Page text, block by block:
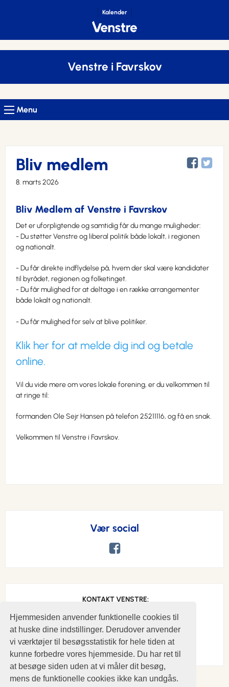
Hjemmesiden anvender funktionelle cookies til
at huske dine indstillinger. Derudover anvender
vi værktøjer til besøgsstatistik for hele tiden at
kunne forbedre vores hjemmeside. Du har ret til
at besøge siden uden at vi måler dit besøg,
mens de funktionelle cookies ikke kan undgås.
Kalender
Venstre i Favrskov
Menu
Bliv medlem
8. marts 2026
Bliv Medlem af Venstre i Favrskov
Det er uforpligtende og samtidig får du mange muligheder:
- Du støtter Venstre og liberal politik både lokalt, i regionen
ognationalt.
- Du får direkte indflydelse på, hvem der skal være kandidater
til byrådet, regionen og folketinget.
- Du får mulighed for at deltage i en række arrangementer
både lokalt og nationalt.
- Du får mulighed for selv at blive politiker.
Klik her for at melde dig ind og betale
online.
Vil du vide mere om vores lokale forening, er du velkommen til
at ringe til:
formanden Ole Sejr Hansen på telefon 25211116, og få en snak.
Velkommen til Venstre i Favrskov.
Vær social
KONTAKT VENSTRE:
Telefon: (+45) 25 21 11 16
Ole Sejr Hansen
ole25211116@gmail.com